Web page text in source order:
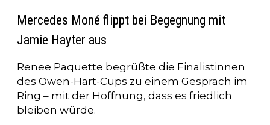
Mercedes Moné flippt bei Begegnung mit
Jamie Hayter aus
Renee Paquette begrüßte die Finalistinnen
des Owen-Hart-Cups zu einem Gespräch im
Ring – mit der Hoffnung, dass es friedlich
bleiben würde.